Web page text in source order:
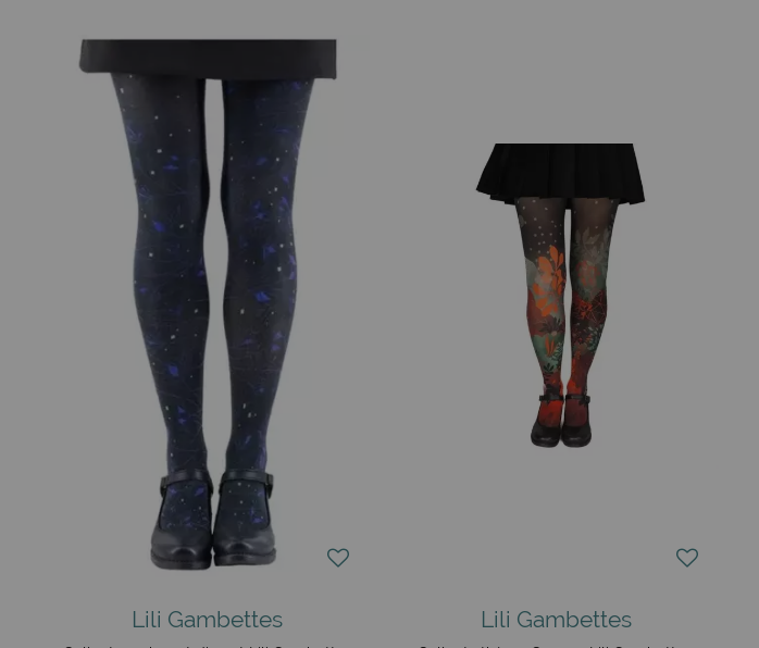
Lili Gambettes Lili Gambettes